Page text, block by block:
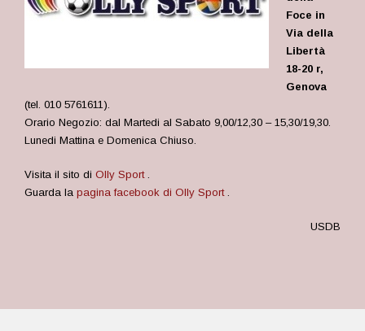
Foce in
Via della
Libertà
18-20 r,
Genova
(tel. 010 5761611).
Orario Negozio: dal Martedi al Sabato 9,00/12,30 – 15,30/19,30.
Lunedi Mattina e Domenica Chiuso.
Visita il sito di Olly Sport.
Guarda la pagina facebook di Olly Sport.
USDB